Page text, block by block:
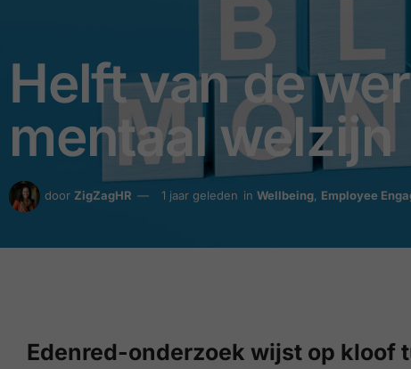
Helft van de
mentaal welzijn
door ZigZagHR 1 jaar geleden in Wellbeing, Employee
Edenred-onderzoek wijst op kloof